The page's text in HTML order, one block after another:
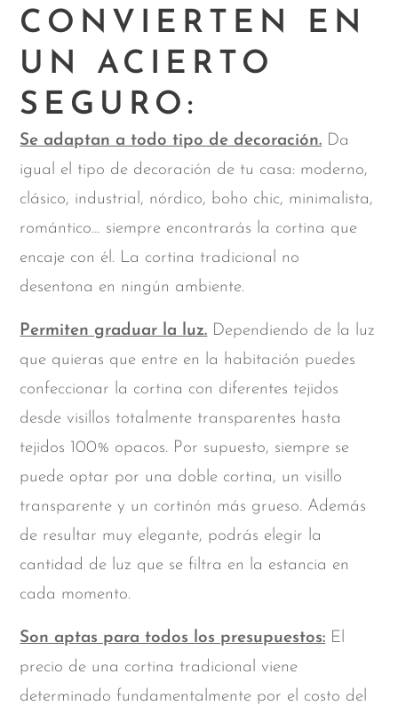
CONVIERTEN EN
UN ACIERTO
SEGURO:
Se adaptan a todo tipo de decoración. Da
igual el tipo de decoración de tu casa: moderno,
clásico, industrial, nórdico, boho chic, minimalista,
romántico… siempre encontrarás la cortina que
encaje con él. La cortina tradicional no
desentona en ningún ambiente.
Permiten graduar la luz. Dependiendo de la luz
que quieras que entre en la habitación puedes
confeccionar la cortina con diferentes tejidos
desde visillos totalmente transparentes hasta
tejidos 100% opacos. Por supuesto, siempre se
puede optar por una doble cortina, un visillo
transparente y un cortinón más grueso. Además
de resultar muy elegante, podrás elegir la
cantidad de luz que se filtra en la estancia en
cada momento.
Son aptas para todos los presupuestos: El
precio de una cortina tradicional viene
determinado fundamentalmente por el costo del